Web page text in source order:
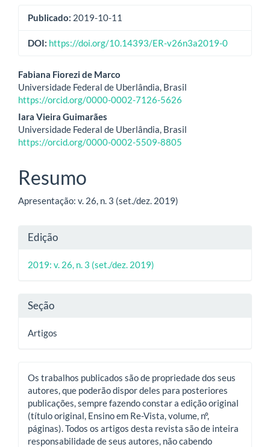
Publicado: 2019-10-11
DOI: https://doi.org/10.14393/ER-v26n3a2019-0
Conteúdo
do
artigo
principal
Fabiana Fiorezi de Marco
Universidade Federal de Uberlândia, Brasil
https://orcid.org/0000-0002-7126-5626
Iara Vieira Guimarães
Universidade Federal de Uberlândia, Brasil
https://orcid.org/0000-0002-5509-8805
Resumo
Apresentação: v. 26, n. 3 (set./dez. 2019)
Detalhes
do
Edição
2019: v. 26, n. 3 (set./dez. 2019)
Seção
Artigos
Os trabalhos publicados são de propriedade dos seus
autores, que poderão dispor deles para posteriores
publicações, sempre fazendo constar a edição original
(título original, Ensino em Re-Vista, volume, nº,
páginas). Todos os artigos desta revista são de inteira
responsabilidade de seus autores, não cabendo